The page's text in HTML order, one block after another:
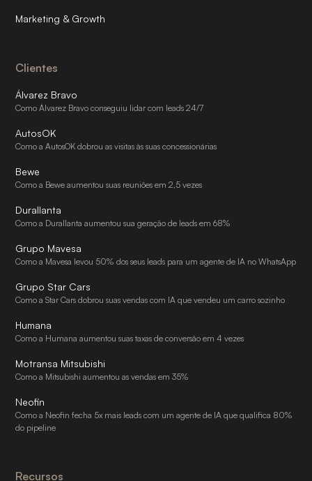
Marketing & Growth
Clientes
Álvarez Bravo
Como Álvarez Bravo conseguiu lidar com leads 24/7
AutosOK
Como a AutosOK dobrou as visitas às suas concessionárias
Bewe
Como a Bewe aumentou suas reuniões em 2,5 vezes
Durallanta
Como a Durallanta aumentou sua geração de leads em 68%
Grupo Mavesa
Como a Mavesa levou 50% dos seus leads para um agente de IA no WhatsApp
Grupo Star Cars
Como a Star Cars dobrou suas vendas com IA que vendeu um carro sozinho
Humana
Como a Humana aumentou suas taxas de conversão em 4 vezes
Motransa Mitsubishi
Como a Mitsubishi aumentou as vendas em 35%
Neofin
Como a Neofin fecha 5x mais leads com um agente de IA que qualifica 80%
do pipeline
Recursos